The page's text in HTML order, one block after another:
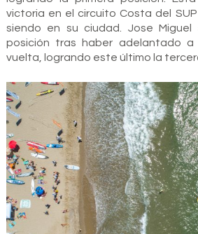
victoria en el circuito Costa del
siendo en su ciudad. Jose
posición tras haber adelantado a
vuelta, logrando este último la